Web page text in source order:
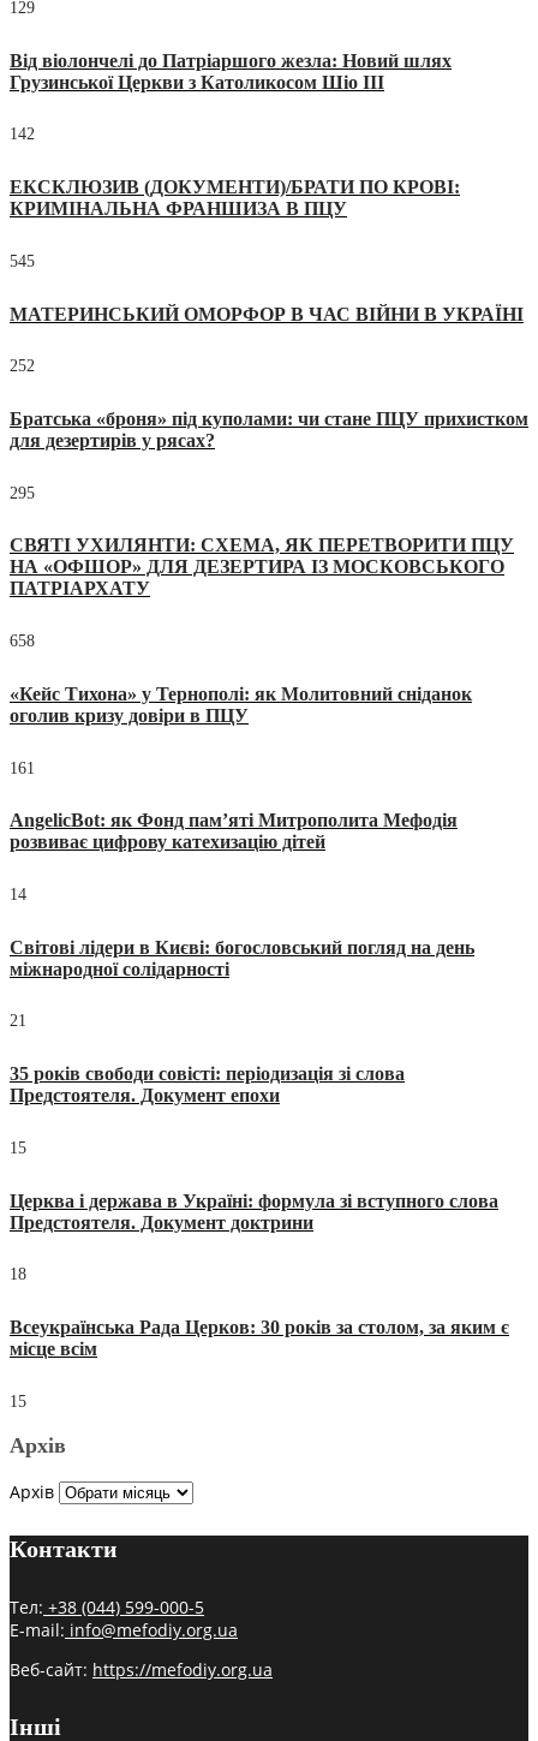
129
Від віолончелі до Патріаршого жезла: Новий шлях
Грузинської Церкви з Католикосом Шіо III
142
ЕКСКЛЮЗИВ (ДОКУМЕНТИ)/БРАТИ ПО КРОВІ:
КРИМІНАЛЬНА ФРАНШИЗА В ПЦУ
545
МАТЕРИНСЬКИЙ ОМОРФОР В ЧАС ВІЙНИ В УКРАЇНІ
252
Братська «броня» під куполами: чи стане ПЦУ прихистком
для дезертирів у рясах?
295
СВЯТІ УХИЛЯНТИ: СХЕМА, ЯК ПЕРЕТВОРИТИ ПЦУ
НА «ОФШОР» ДЛЯ ДЕЗЕРТИРА ІЗ МОСКОВСЬКОГО
ПАТРІАРХАТУ
658
«Кейс Тихона» у Тернополі: як Молитовний сніданок
оголив кризу довіри в ПЦУ
161
AngelicBot: як Фонд пам’яті Митрополита Мефодія
розвиває цифрову катехизацію дітей
14
Світові лідери в Києві: богословський погляд на день
міжнародної солідарності
21
35 років свободи совісті: періодизація зі слова
Предстоятеля. Документ епохи
15
Церква і держава в Україні: формула зі вступного слова
Предстоятеля. Документ доктрини
18
Всеукраїнська Рада Церков: 30 років за столом, за яким є
місце всім
15
Архів
Архів
Контакти
Тел: +38 (044) 599-000-5
E-mail: info@mefodiy.org.ua
Веб-сайт: https://mefodiy.org.ua
Інші